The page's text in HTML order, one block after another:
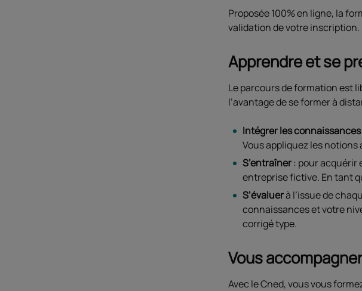
Proposée 100% en ligne, la
validation de votre inscription.
Apprendre et se
Le parcours de formation est
l’avantage de se former à
Intégrer les
Vous appliquez les
S’entraîner: pour acquérir
entreprise fictive. En tant
S’évaluerà l’issue de
connaissances et votre
corrigé type.
Vous
Avec le Cned, vous vous